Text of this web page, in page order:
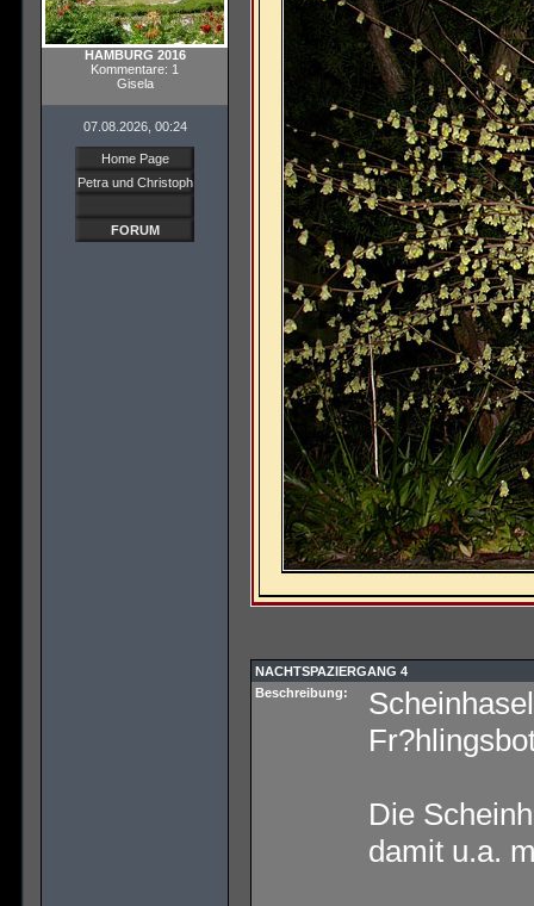
HAMBURG 2016
Kommentare: 1
Gisela
07.08.2026, 00:24
Home Page
Petra und Christoph
FORUM
NACHTSPAZIERGANG 4
Beschreibung:
Die
damit u.a.